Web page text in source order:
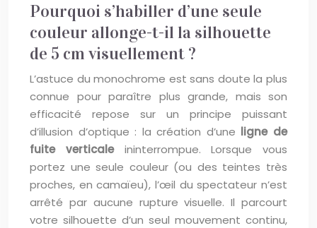
Pourquoi s’habiller d’une seule
couleur allonge-t-il la silhouette
de 5 cm visuellement ?
L’astuce du monochrome est sans doute la plus
connue pour paraître plus grande, mais son
efficacité repose sur un principe puissant
d’illusion d’optique : la création d’une ligne de
fuite verticaleininterrompue. Lorsque vous
portez une seule couleur (ou des teintes très
proches, en camaïeu), l’œil du spectateur n’est
arrêté par aucune rupture visuelle. Il parcourt
votre silhouette d’un seul mouvement continu,